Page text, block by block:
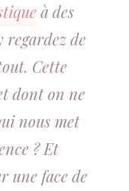
à des
regardez de
Cette
dont on ne
nous met
? Et
une face de